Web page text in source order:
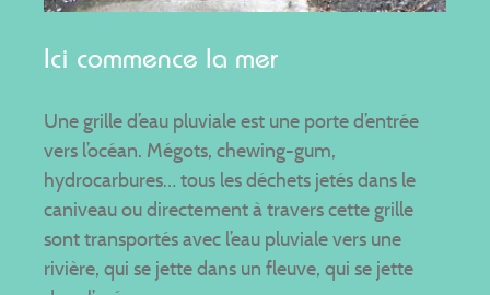
Ici commence la mer
Une grille d’eau pluviale est une porte d’entrée
vers l’océan. Mégots, chewing-gum,
hydrocarbures… tous les déchets jetés dans le
caniveau ou directement à travers cette grille
sont transportés avec l’eau pluviale vers une
rivière, qui se jette dans un fleuve, qui se jette